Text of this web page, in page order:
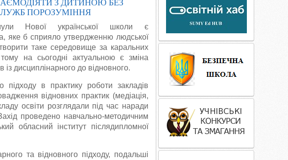
З ДИТИНОЮ БЕЗ
ПОРОЗУМІННЯ
Нової української школи є
яке б сприяло утвердженню людської
таке середовище за каральних
на сьогодні актуальною є зміна
із дисциплінарного до відновного.
підходу в практику роботи закладів
відновних практик (медіація,
освіти розглядали під час наради
проведено навчально-методичним
обласний інститут післядипломної
та відновного підходу, подальші